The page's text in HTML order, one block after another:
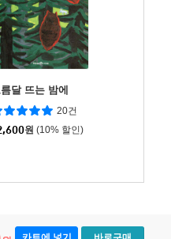
달 뜨는 밤에
20건
원 (10% 할인)